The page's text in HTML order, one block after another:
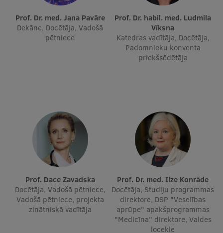
Studentu dzīve
Studiju norises vietas
Fakultātes
Vēsture un tradīcijas
Identitāte
RSU fonds
Aula
Muzeji un ekspozīcijas
Prof. Dr. med. Jana Pavāre
Dekāne, Docētāja, Vadošā
pētniece
Prof. Dr. habil. med. Ludmila
Vīksna
Katedras vadītāja, Docētāja,
Padomnieku konventa
priekšsēdētāja
Prof. Dace Zavadska
Docētāja, Vadošā pētniece,
Vadošā pētniece, projekta
zinātniskā vadītāja
Prof. Dr. med. Ilze Konrāde
Docētāja, Studiju programmas
direktore, DSP "Veselības
aprūpe" apakšprogrammas
"Medicīna" direktore, Valdes
locekle